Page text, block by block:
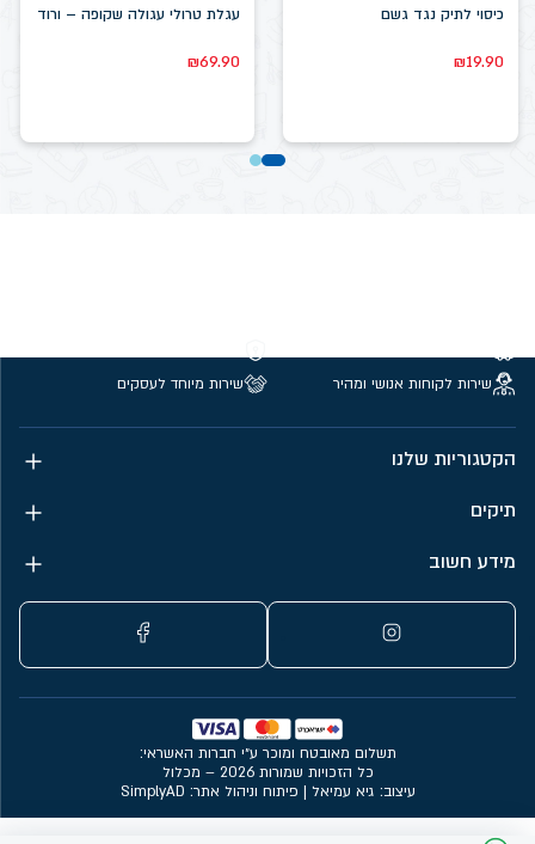
כיסוי לתיק נגד גשם
₪19.90
עגלת טרולי עגולה שקופה – ורוד
₪69.90
שירות לקוחות אנושי ומהיר
שירות מיוחד לעסקים
הקטגוריות שלנו
תיקים
מידע חשוב
עיצוב: גיא עמיאל | פיתוח וניהול אתר: SimplyAD
תשלום מאובטח ומוכר ע״י חברות האשראי:
כל הזכויות שמורות 2026 – מכלול